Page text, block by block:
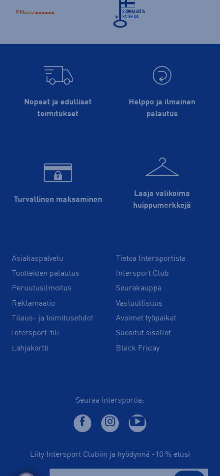
Nopeat ja edulliset
toimitukset
Helppo ja ilmainen
palautus
Turvallinen maksaminen
Laaja valikoima
huippu­merkkejä
Asiakaspalvelu
Tuotteiden palautus
Peruutusilmoitus
Reklamaatio
Tilaus- ja toimitusehdot
Intersport-tili
Lahjakortti
Tietoa Intersportista
Intersport Club
Seurakauppa
Vastuullisuus
Avoimet työpaikat
Suositut sisällöt
Black Friday
Seuraa intersportia:
Liity Intersport Clubiin ja hyödynnä -10 % etusi